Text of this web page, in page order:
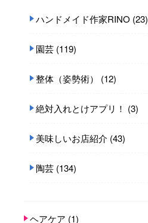
ハンドメイド作家RINO (23)
園芸 (119)
整体（姿勢術） (12)
絶対入れとけアプリ！ (3)
美味しいお店紹介 (43)
陶芸 (134)
ヘアケア (1)